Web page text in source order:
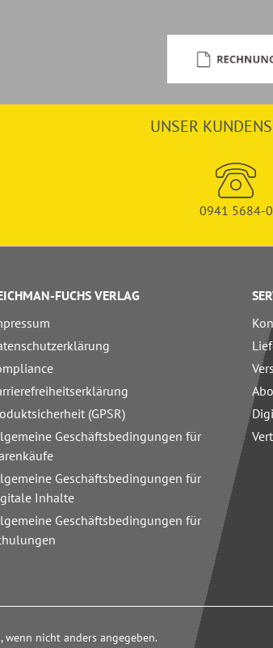
UNSER
0941 5684-0
FUCHS VERLAG
(GPSR)
Geschäftsbedingungen für
Geschäftsbedingungen für
Inhalte
Geschäftsbedingungen für
wenn nicht anders angegeben.